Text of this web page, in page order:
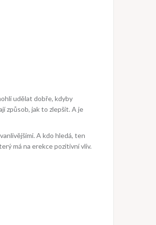
udělat dobře, kdyby
způsob, jak to zlepšit. A je
A kdo hledá, ten
má na erekce pozitivní vliv.